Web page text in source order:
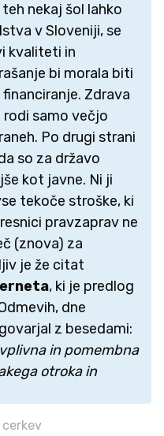
nekaj šol lahko
v Sloveniji, se
kvaliteti in
bi morala biti
Zdrava
rodi samo večjo
Po drugi strani
so za državo
kot javne. Ni ji
tekoče stroške, ki
pravzaprav ne
(znova) za
je že citat
, ki je predlog
dne
z besedami:
in pomembna
otroka in